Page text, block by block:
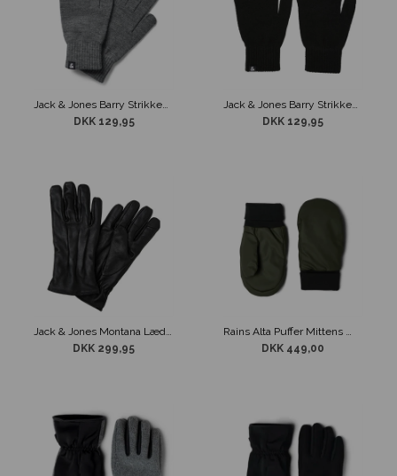
Jack & Jones Barry Strikkede Handsker Grå
DKK 129,95
Jack & Jones Barry Strikkede Handsker Sort
DKK 129,95
Jack & Jones Montana Læder Handsker Sort
DKK 299,95
Rains Alta Puffer Mittens W2T3 Handsker Grøn
DKK 449,00